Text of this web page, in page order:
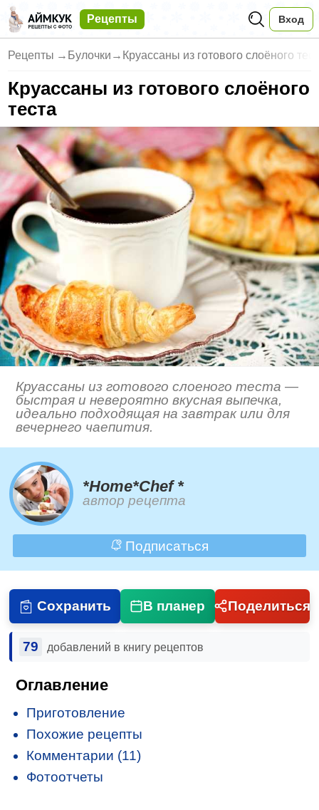
Рецепты Вход
Рецепты → Булочки → Круассаны из готового слоёного
Круассаны из готового слоёного
теста
Круассаны из готового слоеного теста —
быстрая и невероятно вкусная выпечка,
идеально подходящая на завтрак или для
вечернего чаепития.
*Home*Chef *
автор рецепта
Подписаться
Сохранить В планер Поделиться
79 добавлений в книгу рецептов
Оглавление
Приготовление
Похожие рецепты
Комментарии (11)
Фотоотчеты